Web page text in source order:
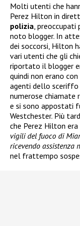
Molti utenti che
Perez Hilton in
polizia ,
noto blogger. In
dei soccorsi, Hilton
vari utenti che gli
riportato il blogger
quindi non erano
agenti dello sceriffo
numerose chiamate
e si sono appostati
Westchester. Più
che Perez Hilton
vigili del fuoco di
ricevendo assistenza
nel frattempo